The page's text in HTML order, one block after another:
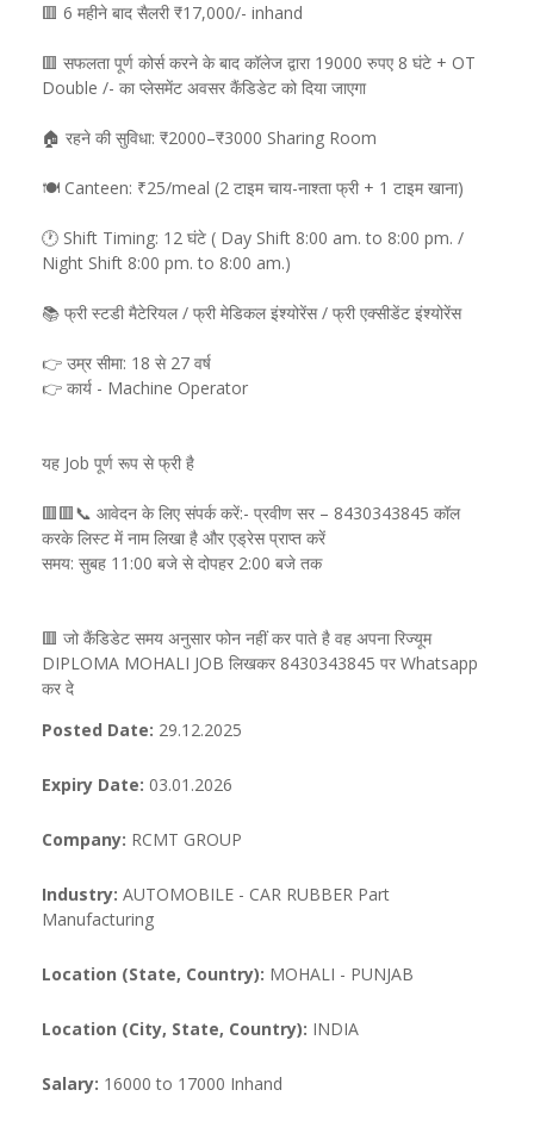
🟥 6 महीने बाद सैलरी ₹17,000/- inhand
🟥 सफलता पूर्ण कोर्स करने के बाद कॉलेज द्वारा 19000 रुपए 8 घंटे + OT
Double /- का प्लेसमेंट अवसर कैंडिडेट को दिया जाएगा
🏠 रहने की सुविधा: ₹2000–₹3000 Sharing Room
🍽️ Canteen: ₹25/meal (2 टाइम चाय-नाश्ता फ्री + 1 टाइम खाना)
🕐 Shift Timing: 12 घंटे ( Day Shift 8:00 am. to 8:00 pm. /
Night Shift 8:00 pm. to 8:00 am.)
📚 फ्री स्टडी मैटेरियल / फ्री मेडिकल इंश्योरेंस / फ्री एक्सीडेंट इंश्योरेंस
👉 उम्र सीमा: 18 से 27 वर्ष
👉 कार्य - Machine Operator
यह Job पूर्ण रूप से फ्री है
🟥🟥📞 आवेदन के लिए संपर्क करें:- प्रवीण सर – 8430343845 कॉल
करके लिस्ट में नाम लिखा है और एड्रेस प्राप्त करें
समय: सुबह 11:00 बजे से दोपहर 2:00 बजे तक
🟥 जो कैंडिडेट समय अनुसार फोन नहीं कर पाते है वह अपना रिज्यूम
DIPLOMA MOHALI JOB लिखकर 8430343845 पर Whatsapp
कर दे
Posted Date: 29.12.2025
Expiry Date: 03.01.2026
Company: RCMT GROUP
Industry: AUTOMOBILE - CAR RUBBER Part
Manufacturing
Location (State, Country): MOHALI - PUNJAB
Location (City, State, Country): INDIA
Salary: 16000 to 17000 Inhand